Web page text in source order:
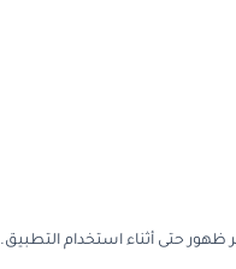
ظهور حتى أثناء استخدام التطبيق.